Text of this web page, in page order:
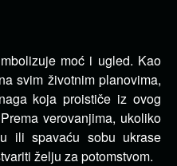
moć i ugled. Kao
svim životnim planovima,
koja proističe iz ovog
verovanjima, ukoliko
ili spavaću sobu ukrase
želju za potomstvom.